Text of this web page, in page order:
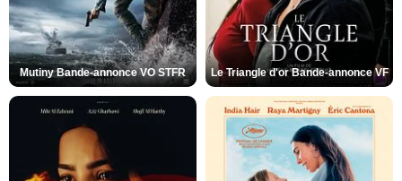
Mutiny Bande-annonce VO STFR Le Triangle d'or Bande-annonce VF